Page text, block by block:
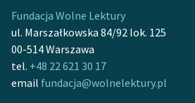
Feministyczne inspiracje.
Popularyzacja
skandynawskiej literatury
feministycznej
Fundacja Wolne Lektury
ul. Marszałkowska 84/92 lok. 125
00-514 Warszawa
tel. +48 22 621 30 17
email fundacja@wolnelektury.pl